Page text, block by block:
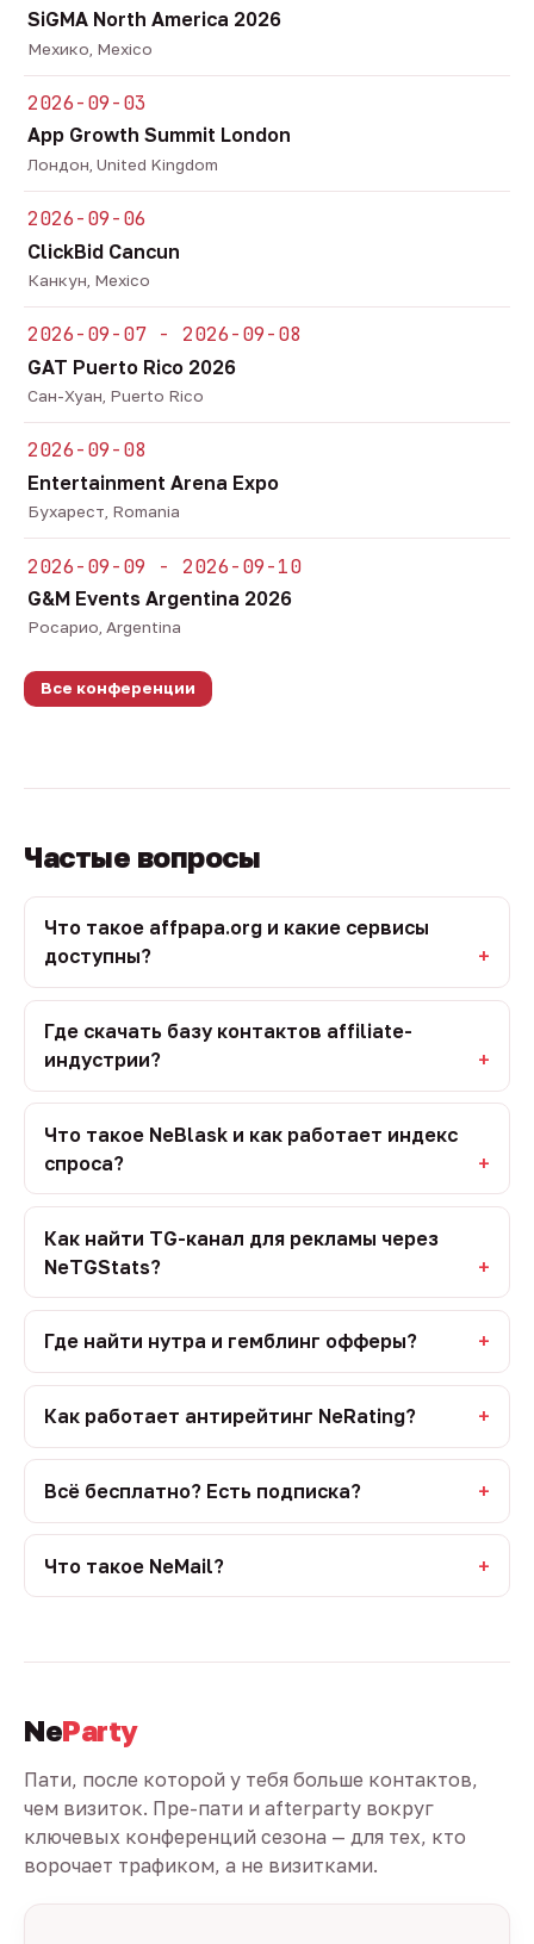
SiGMA North America 2026
Мехико, Mexico
2026-09-03
App Growth Summit London
Лондон, United Kingdom
2026-09-06
ClickBid Cancun
Канкун, Mexico
2026-09-07 - 2026-09-08
GAT Puerto Rico 2026
Сан-Хуан, Puerto Rico
2026-09-08
Entertainment Arena Expo
Бухарест, Romania
2026-09-09 - 2026-09-10
G&M Events Argentina 2026
Росарио, Argentina
Все конференции
Частые вопросы
Что такое affpapa.org и какие сервисы
доступны?
Где скачать базу контактов affiliate-
индустрии?
Что такое NeBlask и как работает индекс
спроса?
Как найти TG-канал для рекламы через
NeTGStats?
Где найти нутра и гемблинг офферы?
Как работает антирейтинг NeRating?
Всё бесплатно? Есть подписка?
Что такое NeMail?
NeParty
Пати, после которой у тебя больше контактов,
чем визиток. Пре-пати и afterparty вокруг
ключевых конференций сезона — для тех, кто
ворочает трафиком, а не визитками.